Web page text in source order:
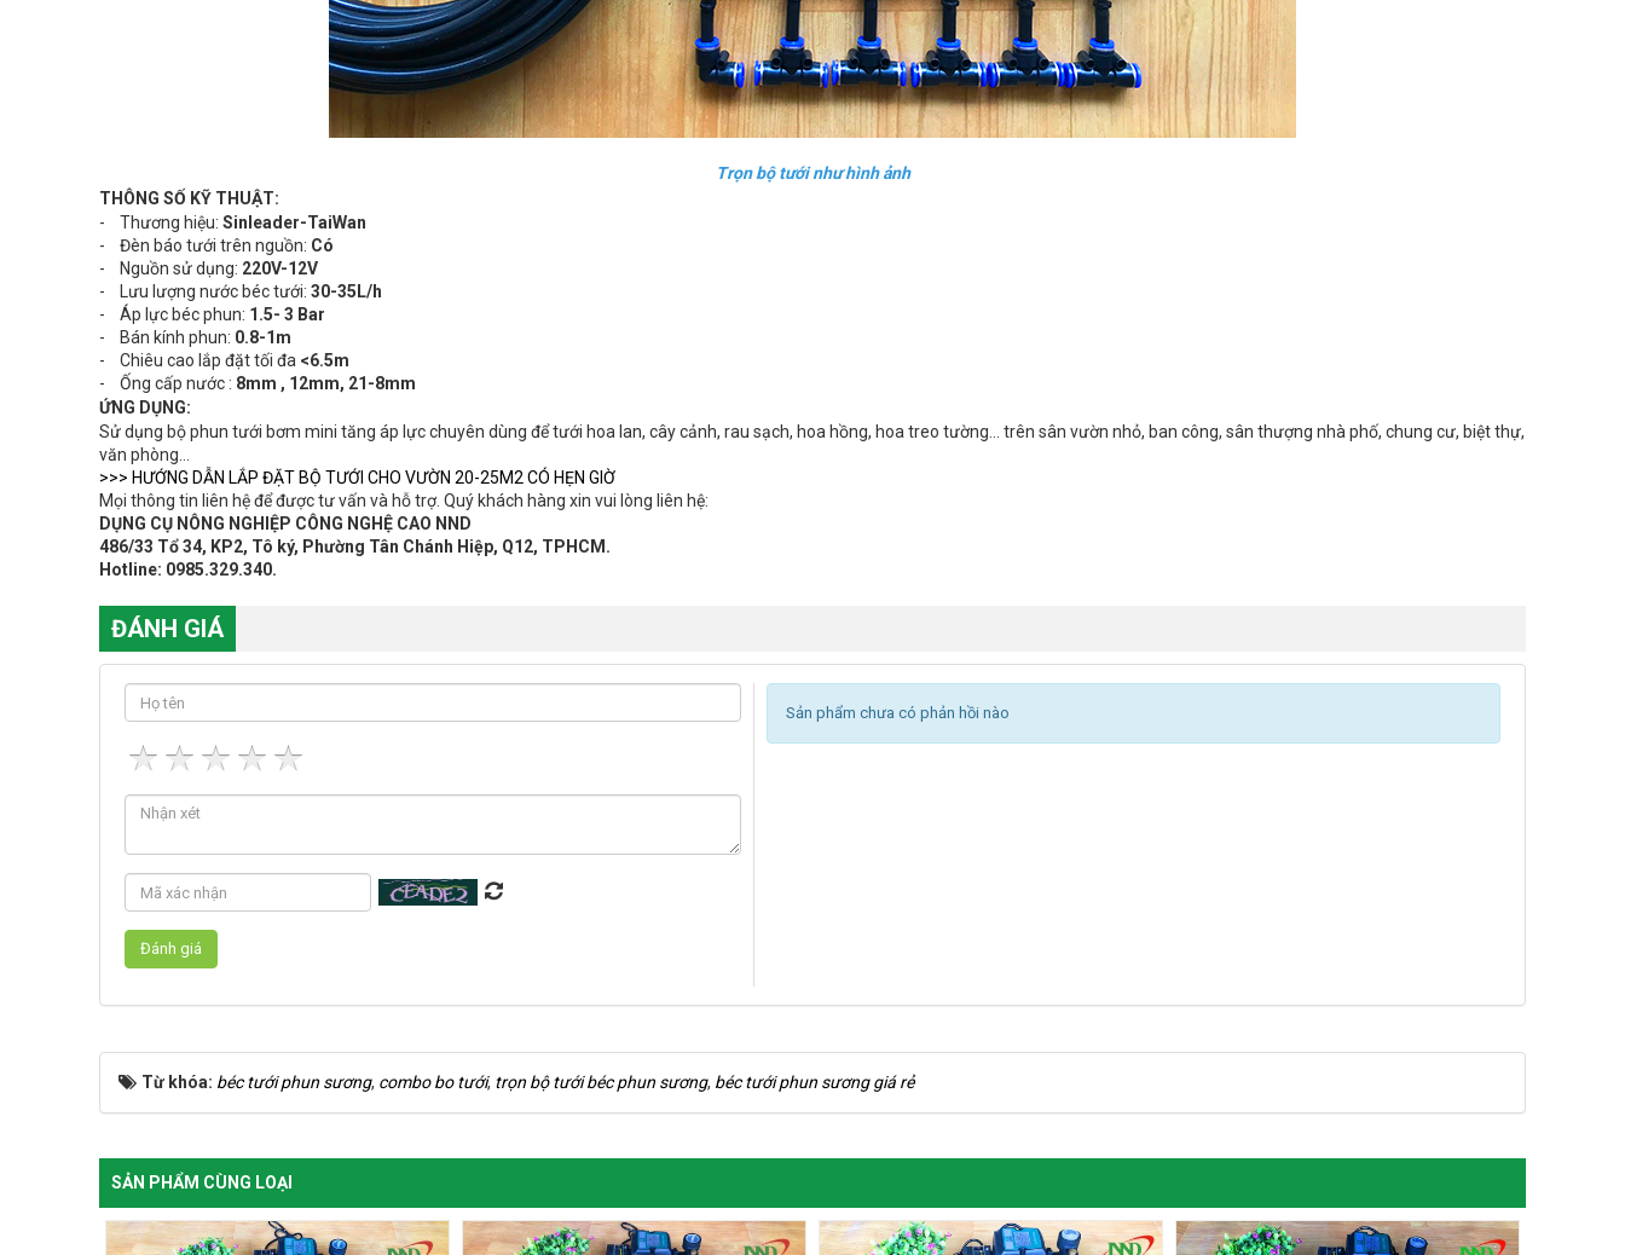
Trọn bộ tưới như hình ảnh
THÔNG SỐ KỸ THUẬT:
- Thương hiệu: Sinleader-TaiWan
- Đèn báo tưới trên nguồn: Có
- Nguồn sử dụng: 220V-12V
- Lưu lượng nước béc tưới: 30-35L/h
- Áp lực béc phun: 1.5- 3 Bar
- Bán kính phun: 0.8-1m
- Chiêu cao lắp đặt tối đa <6.5m
- Ống cấp nước : 8mm , 12mm, 21-8mm
ỨNG DỤNG:
Sử dụng bộ phun tưới bơm mini tăng áp lực chuyên dùng để tưới hoa lan, cây cảnh, rau sạch, hoa hồng, hoa treo tường… trên sân vườn nhỏ, ban công, sân thượng nhà phố, chung cư, biệt thự,
văn phòng…
>>> HƯỚNG DẪN LẮP ĐẶT BỘ TƯỚI CHO VƯỜN 20-25M2 CÓ HẸN GIỜ
Mọi thông tin liên hệ để được tư vấn và hỗ trợ. Quý khách hàng xin vui lòng liên hệ:
DỤNG CỤ NÔNG NGHIỆP CÔNG NGHỆ CAO NND
486/33 Tổ 34, KP2, Tô ký, Phường Tân Chánh Hiệp, Q12, TPHCM.
Hotline: 0985.329.340.
ĐÁNH GIÁ
Sản phẩm chưa có phản hồi nào
Từ khóa: béc tưới phun sương, combo bo tưới, trọn bộ tưới béc phun sương, béc tưới phun sương giá rẻ
SẢN PHẨM CÙNG LOẠI